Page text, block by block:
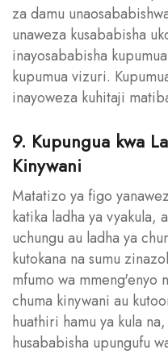
za damu
unaweza kusababisha
inayosababisha
kupumua vizuri.
inayoweza kuhitaji
9. Kupungua kwa
Kinywani
Matatizo ya figo
katika ladha ya vyakula,
uchungu au ladha ya
kutokana na sumu
mfumo wa mmeng'enyo
chuma kinywani au
huathiri hamu ya kula
husababisha upungufu